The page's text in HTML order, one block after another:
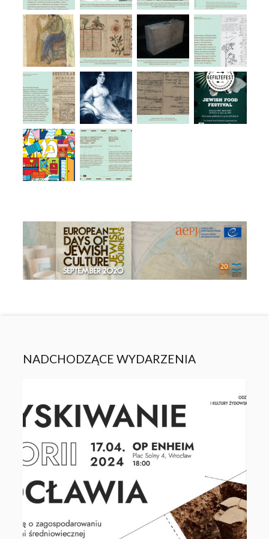
NADCHODZĄCE WYDARZENIA